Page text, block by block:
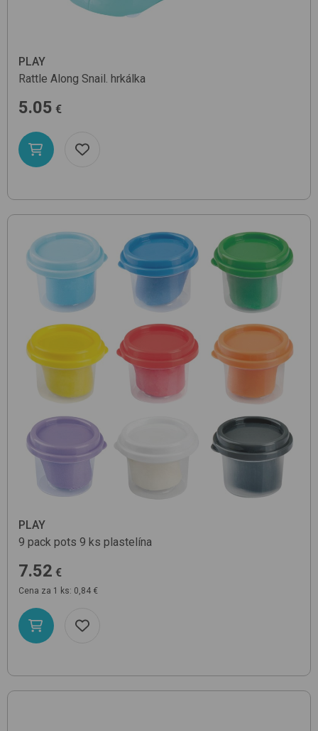
PLAY
Rattle Along Snail. hrkálka
5.05 €
PLAY
9 pack pots 9 ks plastelína
7.52 €
Cena za 1 ks: 0,84 €